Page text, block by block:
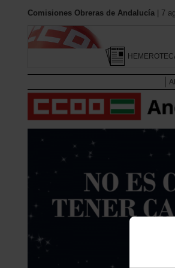
Comisiones Obreras de Andalucía | 7